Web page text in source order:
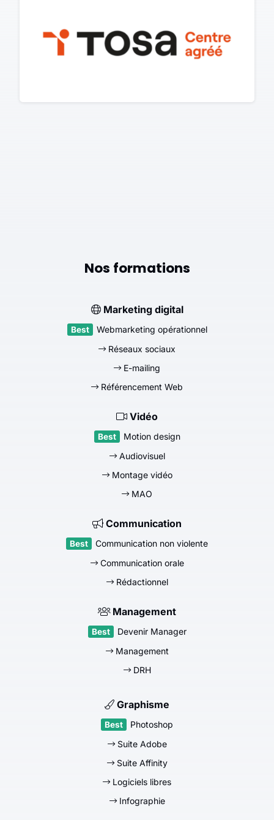
Nos formations
Marketing digital
Webmarketing opérationnel
Réseaux sociaux
E-mailing
Référencement Web
Vidéo
Motion design
Audiovisuel
Montage vidéo
MAO
Communication
Communication non violente
Communication orale
Rédactionnel
Management
Devenir Manager
Management
DRH
Graphisme
Photoshop
Suite Adobe
Suite Affinity
Logiciels libres
Infographie